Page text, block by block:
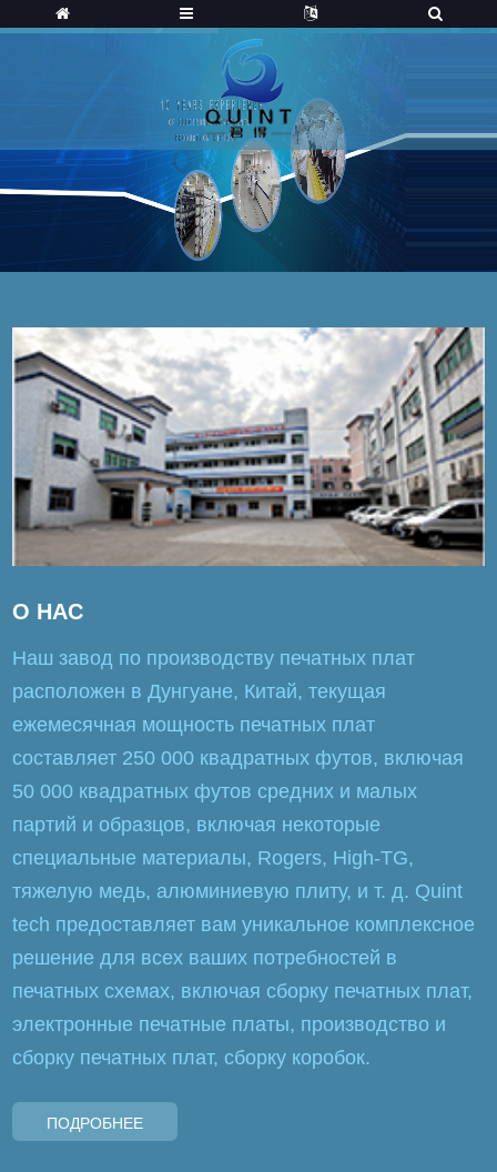
О НАС
Наш завод по производству печатных плат
расположен в Дунгуане, Китай, текущая
ежемесячная мощность печатных плат
составляет 250 000 квадратных футов, включая
50 000 квадратных футов средних и малых
партий и образцов, включая некоторые
специальные материалы, Rogers, High-TG,
тяжелую медь, алюминиевую плиту, и т. д. Quint
tech предоставляет вам уникальное комплексное
решение для всех ваших потребностей в
печатных схемах, включая сборку печатных плат,
электронные печатные платы, производство и
сборку печатных плат, сборку коробок.
ПОДРОБНЕЕ